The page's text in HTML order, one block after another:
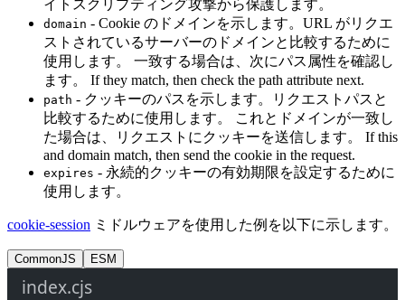
イトスクリプティング攻撃から保護します。
domain - Cookie のドメインを示します。URL がリクエ
ストされているサーバーのドメインと比較するために
使用します。 一致する場合は、次にパス属性を確認し
ます。 If they match, then check the path attribute next.
path - クッキーのパスを示します。リクエストパスと
比較するために使用します。 これとドメインが一致し
た場合は、リクエストにクッキーを送信します。 If this
and domain match, then send the cookie in the request.
expires - 永続的クッキーの有効期限を設定するために
使用します。
cookie-session ミドルウェアを使用した例を以下に示します。
CommonJS ESM
index.cjs